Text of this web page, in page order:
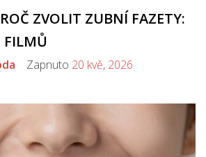
ZVOLIT ZUBNÍ FAZETY:
FILMŮ
Zapnuto 20 kvě, 2026